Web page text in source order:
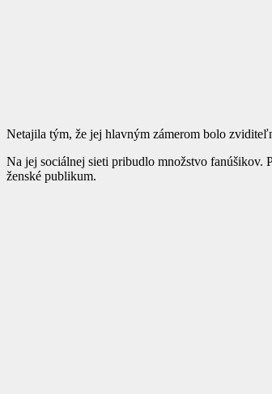
Netajila tým, že jej hlavným zámerom bolo
Na jej sociálnej sieti pribudlo množstvo fanúšikov.
ženské publikum.